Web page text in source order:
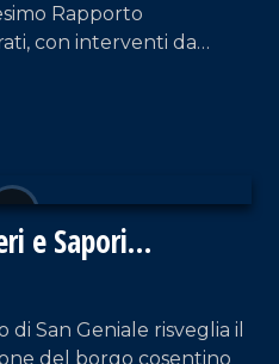
Rapporto
con interventi da
e Sapori
tra storia,
San Geniale risveglia il
del borgo cosentino